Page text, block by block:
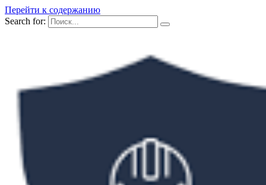
Перейти к содержанию
Search for: